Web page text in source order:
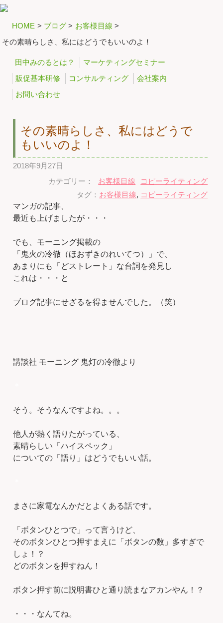
HOME > ブログ > お客様目線 >
その素晴らしさ、私にはどうでもいいのよ！
田中みのるとは？
マーケティングセミナー
販促基本研修
コンサルティング
会社案内
お問い合わせ
その素晴らしさ、私にはどうで
もいいのよ！
2018年9月27日
カテゴリー：
お客様目線
コピーライティング
タグ： お客様目線, コピーライティング
マンガの記事、
最近も上げましたが・・・
でも、モーニング掲載の
「鬼火の冷徹（ほおずきのれいてつ）」で、
あまりにも「どストレート」な台詞を発見し
これは・・・と
ブログ記事にせざるを得ませんでした。（笑）
講談社 モーニング 鬼灯の冷徹より
そう。そうなんですよね。。。
他人が熱く語りたがっている、
素晴らしい「ハイスペック」
についての「語り」はどうでもいい話。
まさに家電なんかだとよくある話です。
「ボタンひとつで」って言うけど、
そのボタンひとつ押すまえに「ボタンの数」多すぎで
しょ！？
どのボタンを押すねん！
ボタン押す前に説明書ひと通り読まなアカンやん！？
・・・なんてね。